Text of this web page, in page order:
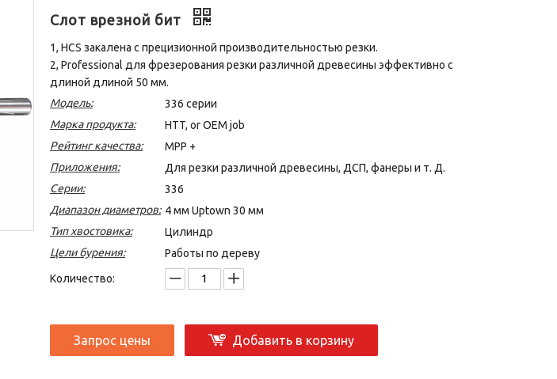
Слот врезной бит
1, HCS закалена с прецизионной производительностью резки.
2, Professional для фрезерования резки различной древесины эффективно с
длиной длиной 50 мм.
Модель:
336 серии
Марка продукта:
HTT, or OEM job
Рейтинг качества:
MPP +
Приложения:
Для резки различной древесины, ДСП, фанеры и т. Д.
Серии:
336
Диапазон диаметров: 4 мм Uptown 30 мм
Тип хвостовика:
Цилиндр
Цели бурения:
Работы по дереву
Количество:
Запрос цены Добавить в корзину